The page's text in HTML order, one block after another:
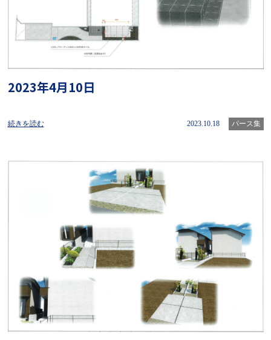
2023年4月10日
続きを読む 2023.10.18 パース集